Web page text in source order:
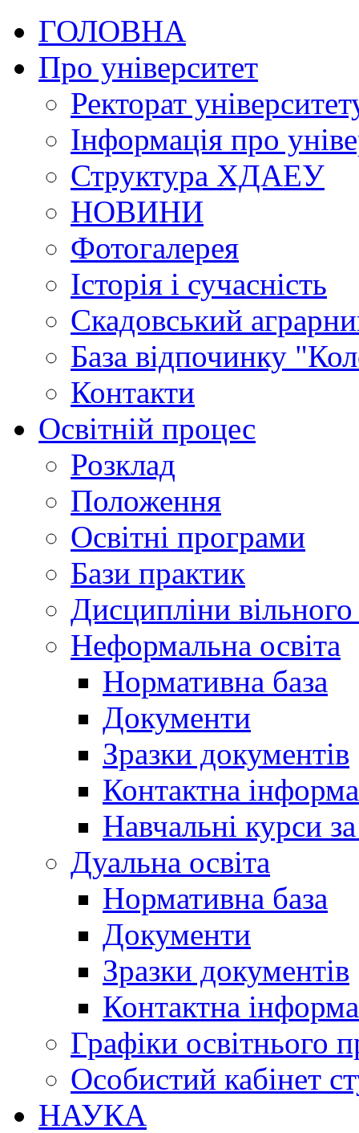
ГОЛОВНА
Про університет
Ректорат
Інформація про
Структура ХДАЕУ
НОВИНИ
Фотогалерея
Історія і сучасність
Скадовський
База відпочинку
Контакти
Освітній процес
Розклад
Положення
Освітні програми
Бази практик
Дисципліни
Неформальна освіта
Нормативна база
Документи
Зразки документів
Контактна
Навчальні курси
Дуальна освіта
Нормативна база
Документи
Зразки документів
Контактна
Графіки освітнього
Особистий кабінет
НАУКА